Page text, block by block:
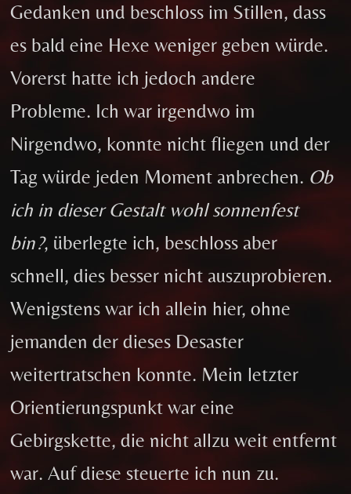
Gedanken und beschloss im Stillen, dass
es bald eine Hexe weniger geben würde.
Vorerst hatte ich jedoch andere
Probleme. Ich war irgendwo im
Nirgendwo, konnte nicht fliegen und der
Tag würde jeden Moment anbrechen. Ob
ich in dieser Gestalt wohl sonnenfest
bin?, überlegte ich, beschloss aber
schnell, dies besser nicht auszuprobieren.
Wenigstens war ich allein hier, ohne
jemanden der dieses Desaster
weitertratschen konnte. Mein letzter
Orientierungspunkt war eine
Gebirgskette, die nicht allzu weit entfernt
war. Auf diese steuerte ich nun zu.